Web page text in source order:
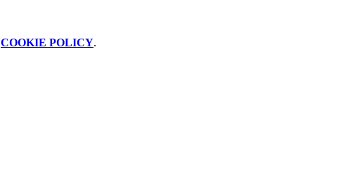
COOKIE POLICY.